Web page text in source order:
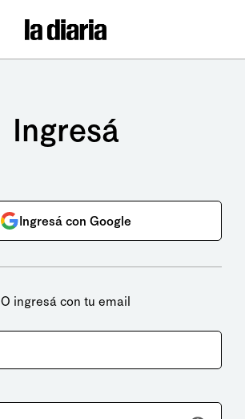
Ingresá
Ingresá con Google
O ingresá con tu email